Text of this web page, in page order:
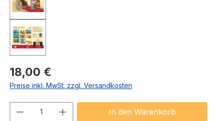
Regulärer Preis:
18,00 €
Preise inkl. MwSt. zzgl. Versandkosten
Produkt Anzahl: Gib denIn den Warenkorb